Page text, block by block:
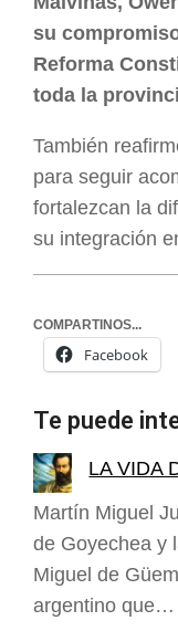
su
Reforma
toda la
También
para seguir
fortalezcan la
su integración
COMPARTINOS...
Facebook
Te puede
LA VIDA
Martín Miguel
de Goyechea y
Miguel de
argentino que…